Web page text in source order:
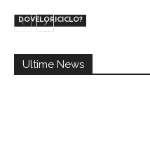
DOVELORICICLO?
Ultime News